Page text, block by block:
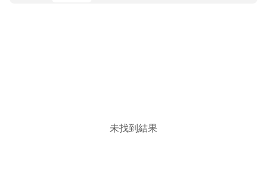
未找到結果